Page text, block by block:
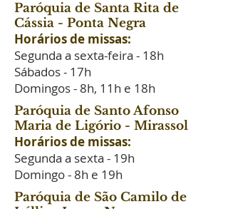
Paróquia de Santa Rita de
Cássia - Ponta Negra
Horários de missas:
Segunda a sexta-feira - 18h
Sábados - 17h
Domingos - 8h, 11h e 18h
Paróquia de Santo Afonso
Maria de Ligório - Mirassol
Horários de missas:
Segunda a sexta - 19h
Domingo - 8h e 19h
Paróquia de São Camilo de